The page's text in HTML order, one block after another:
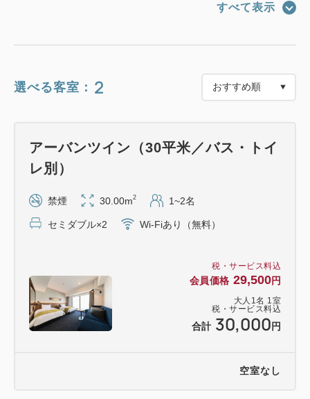
北線、南武線が停車。
お時間によってはリニューアルした特急踊り子号も見
チェックイン 15：00～ ／ チェックアウト ～12：
すべて表示
選べる客室： 2
税・サービス料込
会員価格 29,500円
大人 1 名 1 室
税・サービス料込
合計 30,000 円
アーバンツイン（30平米／バス・トイ
レ別）
禁煙 30.00m2 1~2名
セミダブル×2 Wi-Fiあり（無料）
空室なし